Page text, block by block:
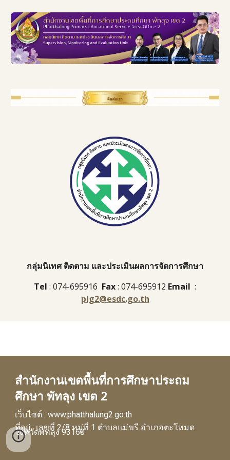
Skip to main content Skip to navigation
กลุ่มนิเทศ ติดตาม และประเมินผลการจัดการศึกษา
Tel : 074-695916 Fax: 074-695912 Email :
plg2@esdc.go.th
สํานักงานเขตพื้นที่การศึกษาประถม
ศึกษา พัทลุง เขต 2
เว็บไซต์ :www.phatthalung2.go.th
ที่อยู่ : เลขที่ 2/8 หมู่ที่ 1 ตำบลแม่ขรี อำเภอตะโหมด
จังหวัดพัทลุง 93160